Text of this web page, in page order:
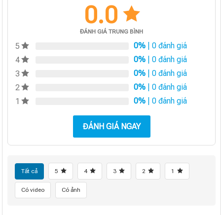
0.0
ĐÁNH GIÁ TRUNG BÌNH
5 0% | 0 đánh giá
4
0% | 0 đánh giá
3
0% | 0 đánh giá
2
0% | 0 đánh giá
1
0% | 0 đánh giá
ĐÁNH GIÁ NGAY
Tất cả 5 4 3 2 1
Có video Có ảnh